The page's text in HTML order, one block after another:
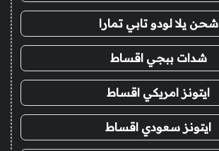
شحن يلا لودو تابي تمارا
شدات ببجي اقساط
ايتونز امريكي اقساط
ايتونز سعودي اقساط